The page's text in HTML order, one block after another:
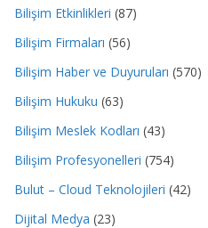
Bilişim Etkinlikleri (87)
Bilişim Firmaları (56)
Bilişim Haber ve Duyuruları (570)
Bilişim Hukuku (63)
Bilişim Meslek Kodları (43)
Bilişim Profesyonelleri (754)
Bulut – Cloud Teknolojileri (42)
Dijital Medya (23)